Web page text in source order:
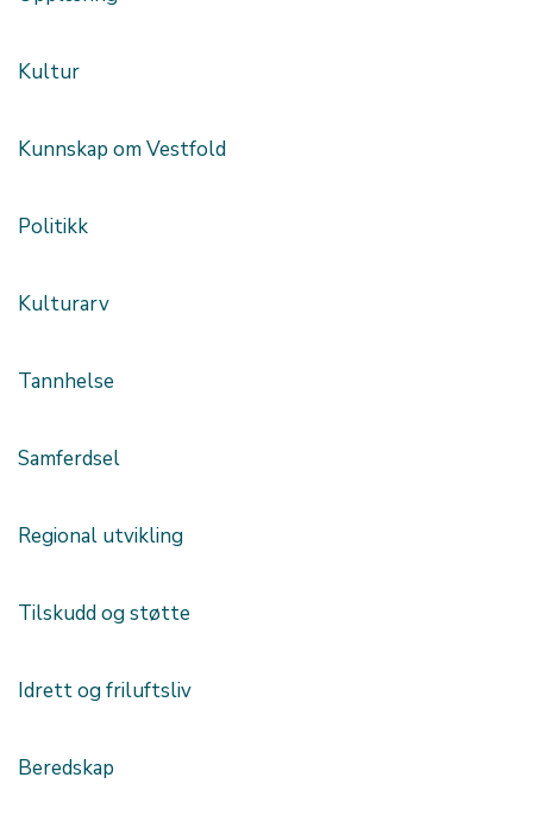
Kultur
Kunnskap om Vestfold
Politikk
Kulturarv
Tannhelse
Samferdsel
Regional utvikling
Tilskudd og støtte
Idrett og friluftsliv
Beredskap